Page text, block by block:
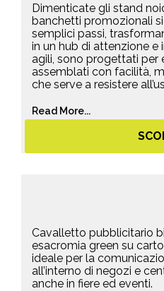
Dimenticate gli stand
banchetti promozionali
semplici passi,
in un hub di attenzione e
agili, sono progettati per
assemblati con facilità,
che serve a resistere
Read More...
Cavalletto pubblicitario
esacromia green su
ideale per la
all’interno di negozi e
anche in fiere ed eventi.